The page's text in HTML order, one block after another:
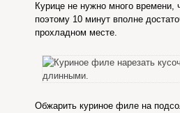
Курице не нужно много времени,
поэтому 10 минут вполне
прохладном месте.
Обжарить куриное филе на